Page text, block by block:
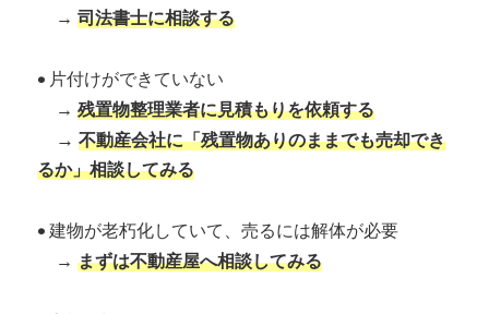
→ 司法書士に相談する
• 片付けができていない
→ 残置物整理業者に見積もりを依頼する
→ 不動産会社に「残置物ありのままでも売却でき
るか」相談してみる
•建物が老朽化していて、売るには解体が必要
→ まずは不動産屋へ相談してみる